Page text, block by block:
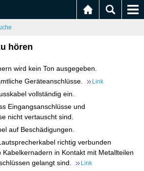
hören
wird kein Ton ausgegeben.
Geräteanschlüsse.
Link
vollständig ein.
Eingangsanschlüsse und
nicht vertauscht sind.
auf Beschädigungen.
richtig verbunden
Kabelkernadern in Kontakt mit Metallteilen
gelangt sind.
Link